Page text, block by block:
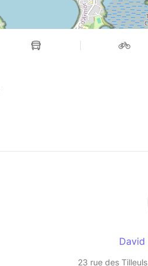
David
23 rue des